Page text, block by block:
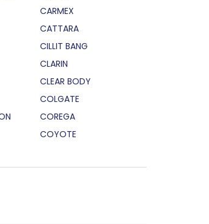
CARMEX
CATTARA
CILLIT BANG
CLARIN
CLEAR BODY
COLGATE
COREGA
COYOTE